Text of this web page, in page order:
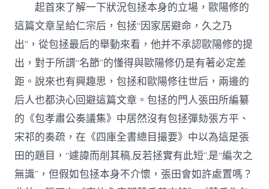
起首來了解一下狀況包拯本身的立場，歐陽修的
這篇文章呈給仁宗后，包拯“因家居避命，久之乃
出”，從包拯最后的舉動來看，他并不承認歐陽修的提
出，對于所謂“名節”的懂得與歐陽修仍是有著必定差
距。說來也有興趣思，包拯和歐陽修往世后，兩邊的
后人也都決心回避這篇文章。包拯的門人張田所編纂
的《包孝肅公奏議集》中居然沒有包拯彈劾張方平、
宋祁的奏疏，在《四庫全書總目撮要》中以為這是張
田的題目，“遽諱而削其稿,反若拯實有此短”,是“編次之
無識”，但假如包拯本身不介懷，張田會如許處置嗎？